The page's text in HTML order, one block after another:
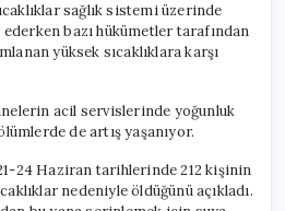
sağlık sistemi üzerinde
bazı hükümetler tarafından
yüksek sıcaklıklara karşı
acil servislerinde yoğunluk
de artış yaşanıyor.
24 Haziran tarihlerinde 212 kişinin
nedeniyle öldüğünü açıkladı.